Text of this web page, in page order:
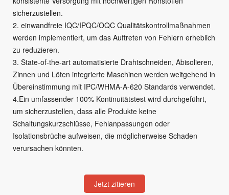
sicherzustellen.
2. einwandfreie IQC/IPQC/OQC Qualitätskontrollmaßnahmen
werden implementiert, um das Auftreten von Fehlern erheblich
zu reduzieren.
3. State-of-the-art automatisierte Drahtschneiden, Abisolieren,
Zinnen und Löten integrierte Maschinen werden weitgehend in
Übereinstimmung mit IPC/WHMA-A-620 Standards verwendet.
4.Ein umfassender 100% Kontinuitätstest wird durchgeführt,
um sicherzustellen, dass alle Produkte keine
Schaltungskurzschlüsse, Fehlanpassungen oder
Isolationsbrüche aufweisen, die möglicherweise Schaden
verursachen könnten.
Jetzt zitieren